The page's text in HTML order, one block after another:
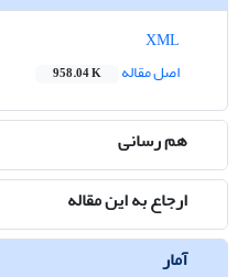
اصل مقاله
958.04 K
هم رسانی
ارجاع به این مقاله
آمار